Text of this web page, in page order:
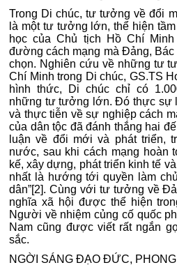
Trong Di chúc, tư tưởng về đổi
là một tư tưởng lớn, thể hiện
học của Chủ tịch Hồ Chí
đường cách mạng mà Đảng,
chọn. Nghiên cứu về những tư
Chí Minh trong Di chúc, GS.TS
hình thức, Di chúc chỉ có
những tư tưởng lớn. Đó thực sự
và thực tiễn về sự nghiệp cách
của dân tộc đã đánh thắng hai
luận về đổi mới và phát triển,
nước, sau khi cách mạng hoàn
kế, xây dựng, phát triển kinh tế
nhất là hướng tới quyền làm
dân”[2]. Cùng với tư tưởng về
nghĩa xã hội được thể hiện
Người về nhiệm củng cố quốc
Nam cũng được viết rất ngắn
sắc.
NGỜI SÁNG ĐẠO ĐỨC,